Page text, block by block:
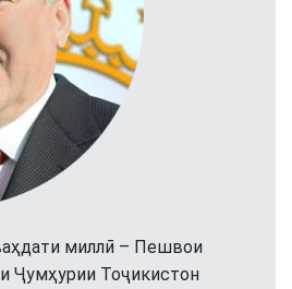
миллӣ – Пешвои
Ҷумҳурии Тоҷикистон